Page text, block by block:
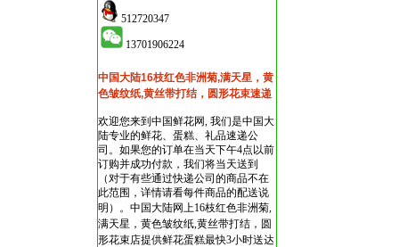
512720347
13701906224
中国大陆16枝红色非洲菊,满天星，黄
色皱纹纸,黄丝带打结，圆形花束速递
欢迎您来到中国鲜花网, 我们是中国大
陆专业的鲜花、蛋糕、礼品速递公
司。如果您的订单在当天下午4点以前
订购并成功付款，我们将当天送到
（对于有些通过快递公司的商品不在
此范围，详情请看每件商品的配送说
明）。 中国大陆网上16枝红色非洲菊,
满天星，黄色皱纹纸,黄丝带打结，圆
形花束店提供鲜花蛋糕最快3小时送达